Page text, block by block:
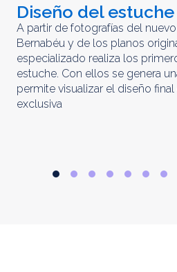
Diseño del estuche
A partir de fotografías del
Bernabéu y de los planos
especializado realiza los
estuche. Con ellos se genera
permite visualizar el diseño
exclusiva